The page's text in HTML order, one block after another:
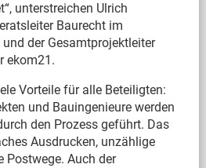
unterstreichen Ulrich
Baurecht im
der Gesamtprojektleiter
ekom21.
Vorteile für alle Beteiligten:
und Bauingenieure werden
den Prozess geführt. Das
Ausdrucken, unzählige
Postwege. Auch der